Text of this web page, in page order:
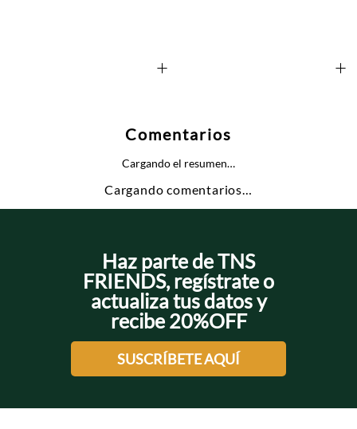
+ +
Comentarios
Cargando el resumen…
Cargando comentarios…
Haz parte de TNS
FRIENDS, regístrate o
actualiza tus datos y
recibe 20%OFF
SUSCRÍBETE AQUÍ